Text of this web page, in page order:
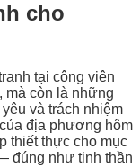
cho
tại công viên
mà còn là những
và trách nhiệm
địa phương hôm
thiết thực cho mục
đúng như tinh thần